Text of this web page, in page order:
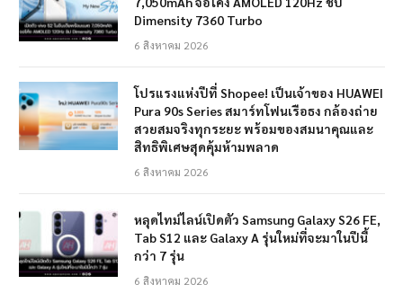
Dimensity 7360 Turbo
6 สิงหาคม 2026
โปรแรงแห่งปีที่ Shopee! เป็นเจ้าของ HUAWEI
Pura 90s Series สมาร์ทโฟนเรือธง กล้องถ่าย
สวยสมจริงทุกระยะ พร้อมของสมนาคุณและ
สิทธิพิเศษสุดคุ้มห้ามพลาด
6 สิงหาคม 2026
หลุดไทม์ไลน์เปิดตัว Samsung Galaxy S26 FE,
Tab S12 และ Galaxy A รุ่นใหม่ที่จะมาในปีนี้
กว่า 7 รุ่น
6 สิงหาคม 2026